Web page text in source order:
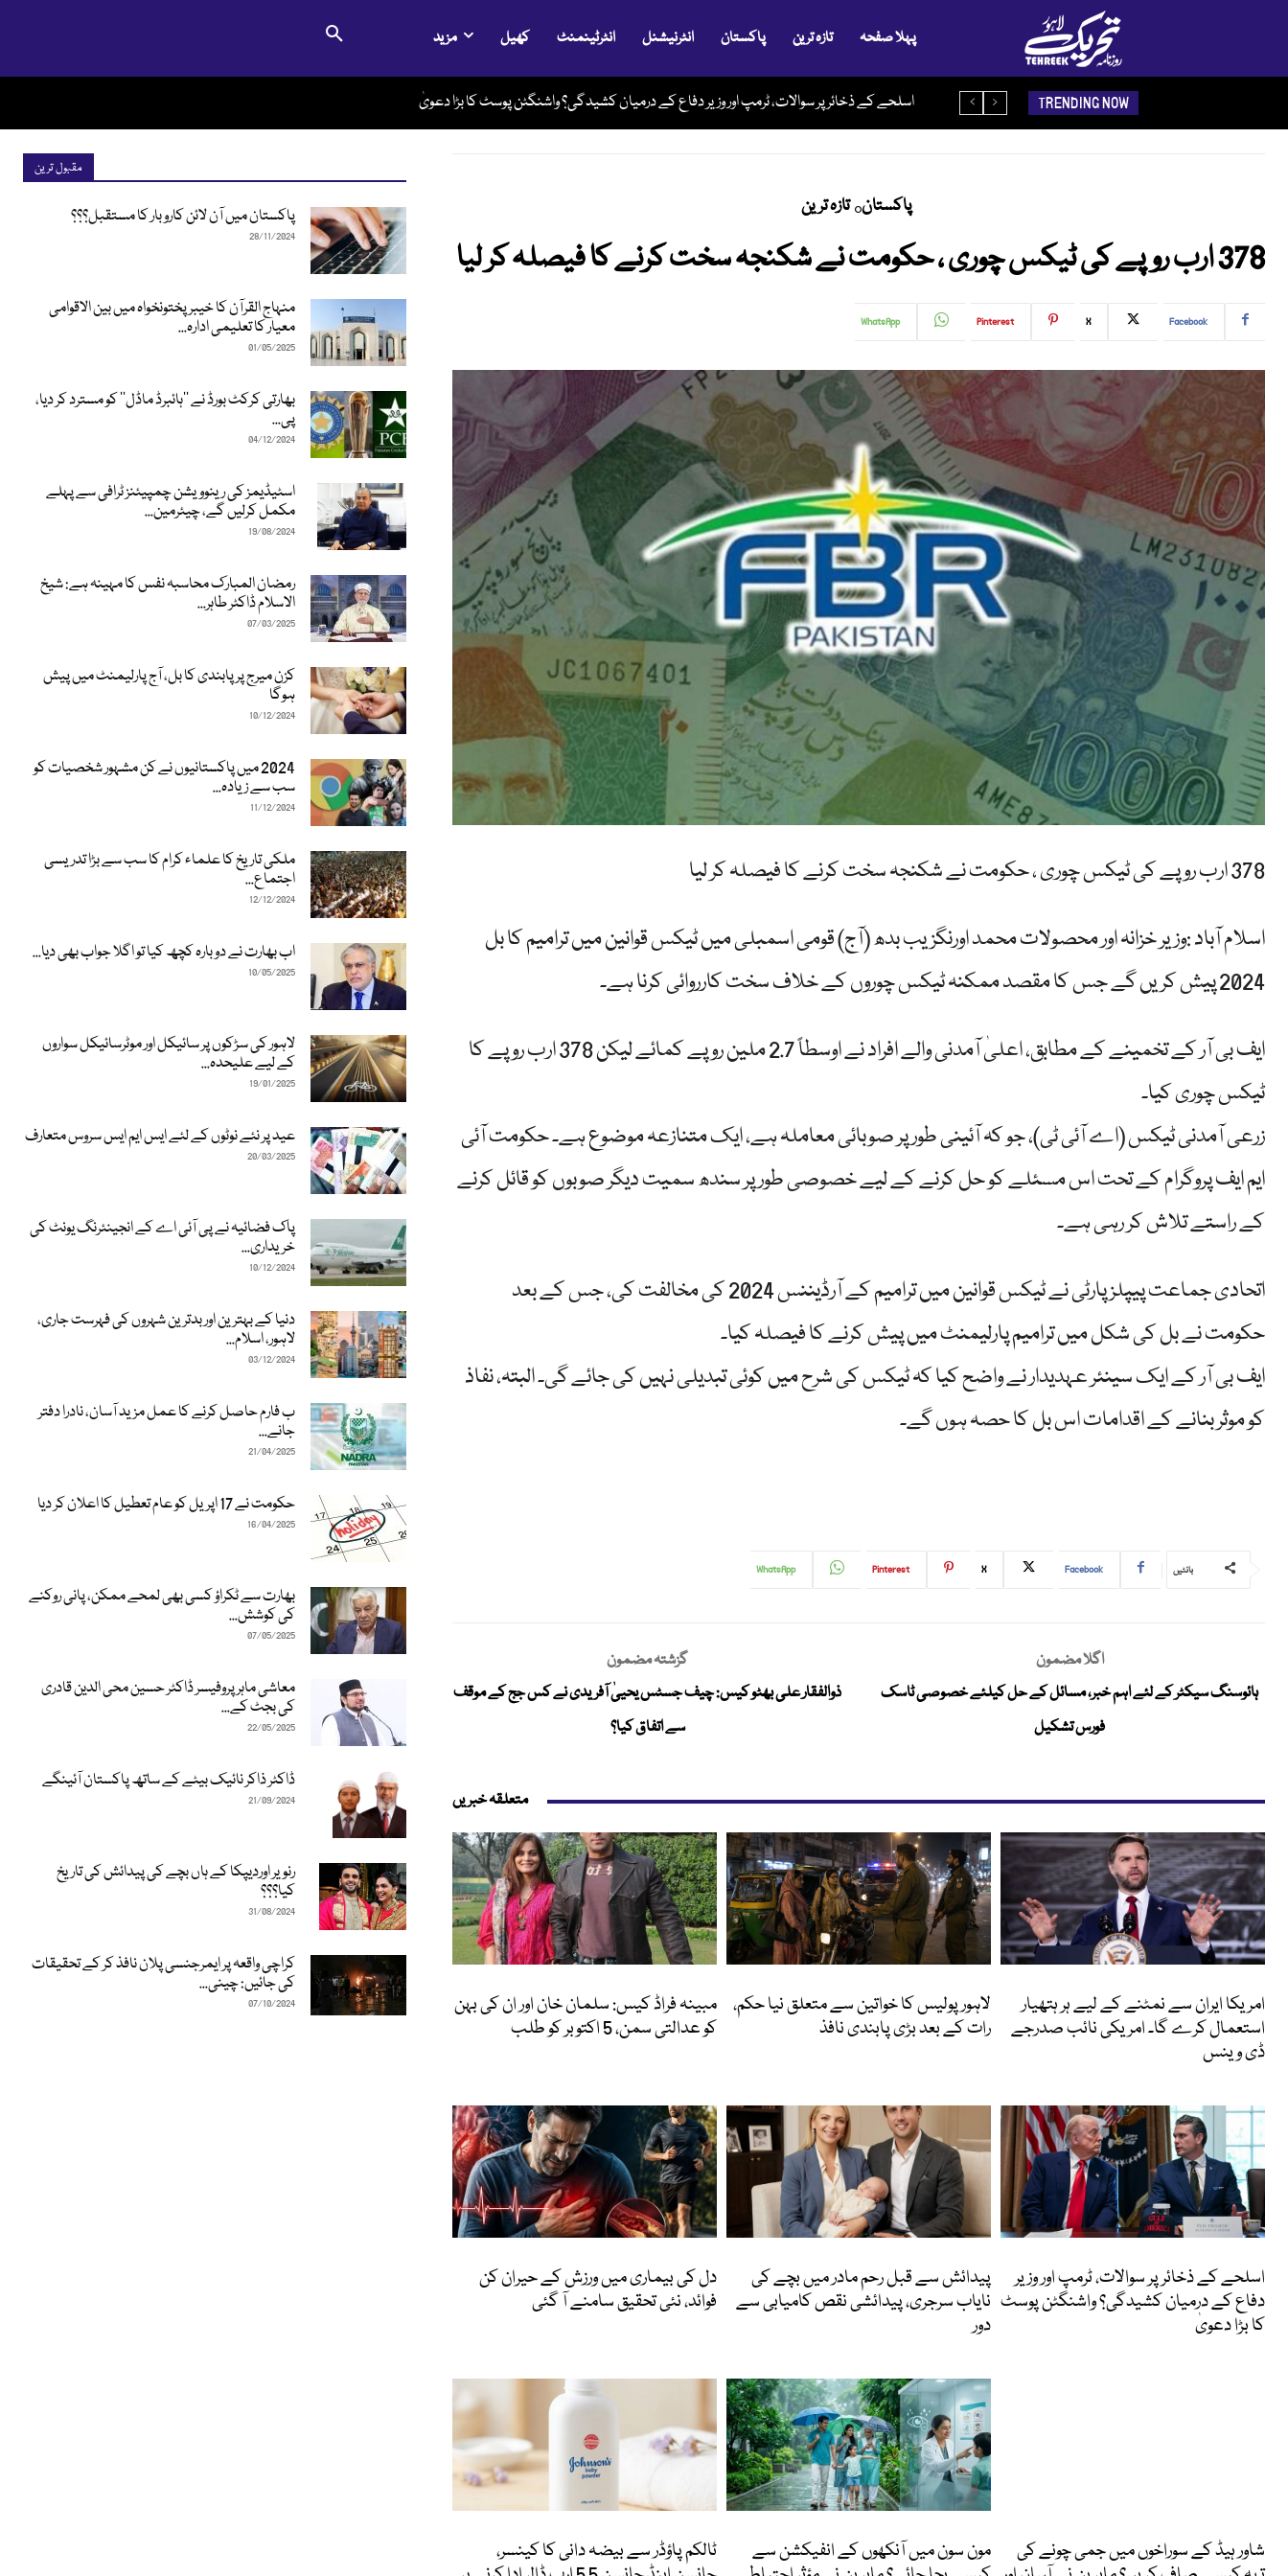
پہلا صفحہ تازہ ترین پاکستان انٹرنیشنل انٹرٹینمنٹ کھیل مزید
TRENDING NOW اسلحے کے ذخائر پر سوالات، ٹرمپ اور وزیر دفاع کے درمیان کشیدگی؟ واشنگٹن پوسٹ کا بڑا دعویٰ
پاکستان تازہ ترین
378 ارب روپے کی ٹیکس چوری ، حکومت نے شکنجہ سخت کرنے کا فیصلہ کر لیا
Facebook
X
Pinterest
WhatsApp
378 ارب روپے کی ٹیکس چوری ، حکومت نے شکنجہ سخت کرنے کا فیصلہ کر لیا
اسلام آباد :وزیر خزانہ اور محصولات محمد اورنگزیب بدھ (آج) قومی اسمبلی میں ٹیکس قوانین میں ترامیم کا بل
2024 پیش کریں گے جس کا مقصد ممکنہ ٹیکس چوروں کے خلاف سخت کارروائی کرنا ہے۔
ایف بی آر کے تخمینے کے مطابق، اعلیٰ آمدنی والے افراد نے اوسطاً 2.7 ملین روپے کمائے لیکن 378 ارب روپے کا
ٹیکس چوری کیا۔
زرعی آمدنی ٹیکس (اے آئی ٹی)، جو کہ آئینی طور پر صوبائی معاملہ ہے، ایک متنازعہ موضوع ہے۔ حکومت آئی
ایم ایف پروگرام کے تحت اس مسئلے کو حل کرنے کے لیے خصوصی طور پر سندھ سمیت دیگر صوبوں کو قائل کرنے
کے راستے تلاش کر رہی ہے۔
اتحادی جماعت پیپلز پارٹی نے ٹیکس قوانین میں ترامیم کے آرڈیننس 2024 کی مخالفت کی، جس کے بعد
حکومت نے بل کی شکل میں ترامیم پارلیمنٹ میں پیش کرنے کا فیصلہ کیا۔
ایف بی آر کے ایک سینئر عہدیدار نے واضح کیا کہ ٹیکس کی شرح میں کوئی تبدیلی نہیں کی جائے گی۔ البتہ، نفاذ
کو موثر بنانے کے اقدامات اس بل کا حصہ ہوں گے۔
بانٹیں Facebook
X
Pinterest
WhatsApp
گزشتہ مضمون
ذوالفقار علی بھٹو کیس: چیف جسٹس یحییٰ آفریدی نے کس جج کے موقف
سے اتفاق کیا؟
اگلا مضمون
ہائوسنگ سیکٹر کے لئے اہم خبر، مسائل کے حل کیلئے خصوصی ٹاسک
فورس تشکیل
متعلقہ خبریں
امریکا ایران سے نمٹنے کے لیے ہر ہتھیار
استعمال کرے گا۔ امریکی نائب صدرجے
ڈی وینس
لاہور پولیس کا خواتین سے متعلق نیا حکم،
رات کے بعد بڑی پابندی نافذ
مبینہ فراڈ کیس: سلمان خان اور ان کی بہن
کو عدالتی سمن، 5 اکتوبر کو طلب
اسلحے کے ذخائر پر سوالات، ٹرمپ اور وزیر
دفاع کے درمیان کشیدگی؟ واشنگٹن پوسٹ
کا بڑا دعویٰ
پیدائش سے قبل رحم مادر میں بچے کی
نایاب سرجری، پیدائشی نقص کامیابی سے
دور
دل کی بیماری میں ورزش کے حیران کن
فوائد، نئی تحقیق سامنے آ گئی
شاور ہیڈ کے سوراخوں میں جمی چونے کی
مون سون میں آنکھوں کے انفیکشن سے
ٹالکم پاؤڈر سے بیضہ دانی کا کینسر،
مقبول ترین
پاکستان میں آن لائن کاروبار کا مستقبل؟؟؟
28/11/2024
منہاج القرآن کا خیبرپختونخواہ میں بین الاقوامی
معیار کا تعلیمی ادارہ...
01/05/2025
بھارتی کرکٹ بورڈ نے ’’ہائبرڈ ماڈل‘‘ کو مسترد کر دیا،
پی...
04/12/2024
اسٹیڈیمز کی رینوویشن چمپیئنز ٹرافی سے پہلے
مکمل کرلیں گے، چیئرمین...
19/08/2024
رمضان المبارک محاسبہ نفس کا مہینہ ہے: شیخ
الاسلام ڈاکٹر طاہر...
07/03/2025
کزن میرج پر پابندی کا بل، آج پارلیمنٹ میں پیش
ہوگا
10/12/2024
2024 میں پاکستانیوں نے کن مشہور شخصیات کو
سب سے زیادہ...
11/12/2024
ملکی تاریخ کا علماء کرام کا سب سے بڑا تدریسی
اجتماع...
12/12/2024
اب بھارت نے دوبارہ کچھ کیا تو اگلا جواب بھی دیا...
10/05/2025
لاہور کی سڑکوں پر سائیکل اور موٹرسائیکل سواروں
کے لیے علیحدہ...
19/01/2025
عید پر نئے نوٹوں کے لئے ایس ایم ایس سروس متعارف
20/03/2025
پاک فضائیہ نے پی آئی اے کے انجینئرنگ یونٹ کی
خریداری...
10/12/2024
دنیا کے بہترین اور بدترین شہروں کی فہرست جاری،
لاہور، اسلام...
03/12/2024
ب فارم حاصل کرنے کا عمل مزید آسان، نادرا دفتر
جانے...
21/04/2025
حکومت نے 17 اپریل کو عام تعطیل کا اعلان کر دیا
16/04/2025
بھارت سے ٹکراؤ کسی بھی لمحے ممکن، پانی روکنے
کی کوشش...
07/05/2025
معاشی ماہر پروفیسر ڈاکٹر حسین محی الدین قادری
کی بجٹ کے...
22/05/2025
ڈاکٹر ذاکر نائیک بیٹے کے ساتھ پاکستان آئینگے
21/09/2024
رنویر اوردیپکا کے ہاں بچے کی پیدائش کی تاریخ
کیا؟؟؟
31/08/2024
کراچی واقعہ پر ایمرجنسی پلان نافذ کر کے تحقیقات
کی جائیں: چینی...
07/10/2024